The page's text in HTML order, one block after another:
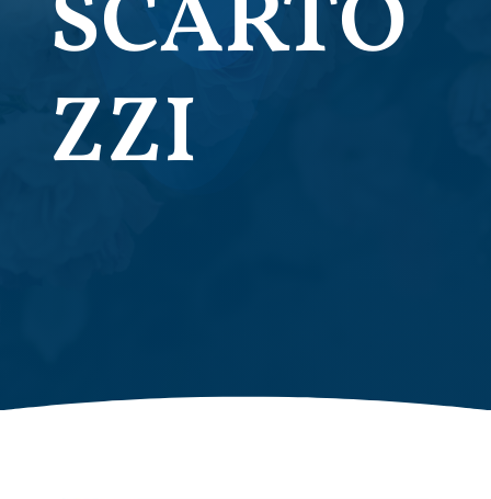
SCARTO
ZZI